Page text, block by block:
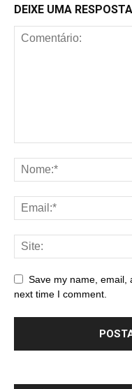
DEIXE UMA RESPOSTA
Save my name, email,
next time I comment.